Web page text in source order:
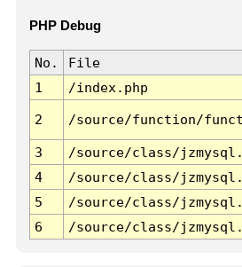
PHP Debug
No. File
1
/index.php
2 /source/function/
3 /source/class/
4
/source/class/
5
/source/class/
6
/source/class/